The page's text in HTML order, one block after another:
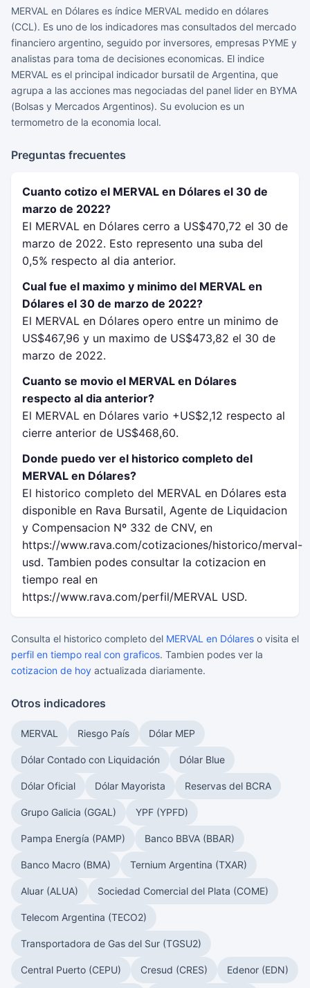
MERVAL en Dólares es índice MERVAL medido en dólares
(CCL). Es uno de los indicadores mas consultados del mercado
financiero argentino, seguido por inversores, empresas PYME y
analistas para toma de decisiones economicas. El indice
MERVAL es el principal indicador bursatil de Argentina, que
agrupa a las acciones mas negociadas del panel lider en BYMA
(Bolsas y Mercados Argentinos). Su evolucion es un
termometro de la economia local.
Preguntas frecuentes
Cuanto cotizo el MERVAL en Dólares el 30 de
marzo de 2022?
El MERVAL en Dólares cerro a US$470,72 el 30 de
marzo de 2022. Esto represento una suba del
0,5% respecto al dia anterior.
Cual fue el maximo y minimo del MERVAL en
Dólares el 30 de marzo de 2022?
El MERVAL en Dólares opero entre un minimo de
US$467,96 y un maximo de US$473,82 el 30 de
marzo de 2022.
Cuanto se movio el MERVAL en Dólares
respecto al dia anterior?
El MERVAL en Dólares vario +US$2,12 respecto al
cierre anterior de US$468,60.
Donde puedo ver el historico completo del
MERVAL en Dólares?
El historico completo del MERVAL en Dólares esta
disponible en Rava Bursatil, Agente de Liquidacion
y Compensacion Nº 332 de CNV, en
https://www.rava.com/cotizaciones/historico/merval-
usd. Tambien podes consultar la cotizacion en
tiempo real en
https://www.rava.com/perfil/MERVAL USD.
Consulta el historico completo del MERVAL en Dólares o visita el
perfil en tiempo real con graficos. Tambien podes ver la
cotizacion de hoy actualizada diariamente.
Otros indicadores
MERVAL Riesgo País Dólar MEP
Dólar Contado con Liquidación Dólar Blue
Dólar Oficial Dólar Mayorista Reservas del BCRA
Grupo Galicia (GGAL) YPF (YPFD)
Pampa Energía (PAMP) Banco BBVA (BBAR)
Banco Macro (BMA) Ternium Argentina (TXAR)
Aluar (ALUA) Sociedad Comercial del Plata (COME)
Telecom Argentina (TECO2)
Transportadora de Gas del Sur (TGSU2)
Central Puerto (CEPU) Cresud (CRES) Edenor (EDN)